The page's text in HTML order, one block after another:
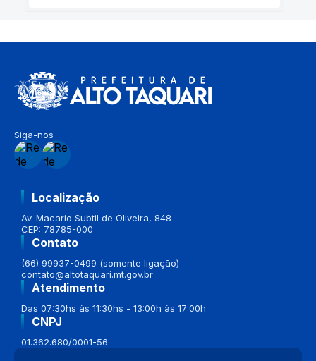
Siga-nos
Localização
Av. Macario Subtil de Oliveira, 848
CEP: 78785-000
Contato
(66) 99937-0499 (somente ligação)
contato@altotaquari.mt.gov.br
Atendimento
Das 07:30hs às 11:30hs - 13:00h às 17:00h
CNPJ
01.362.680/0001-56